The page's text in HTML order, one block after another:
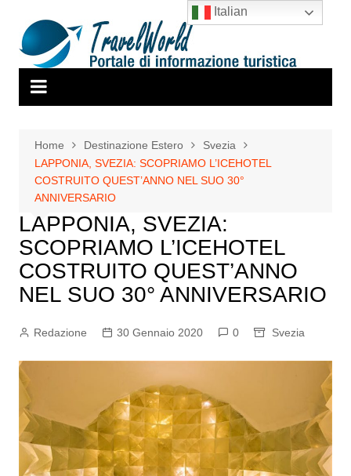
contenuto
Home Destinazione Estero
Svezia
LAPPONIA, SVEZIA: SCOPRIAMO L’ICEHOTEL
COSTRUITO QUEST’ANNO NEL SUO 30°
ANNIVERSARIO
LAPPONIA, SVEZIA:
SCOPRIAMO L’ICEHOTEL
COSTRUITO QUEST’ANNO
NEL SUO 30° ANNIVERSARIO
Redazione 30 Gennaio 2020 0 Svezia
Italian